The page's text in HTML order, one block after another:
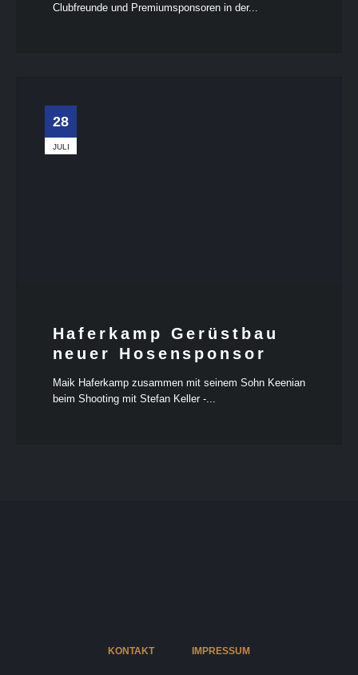
Clubfreunde und Premiumsponsoren in der...
28
JULI
Haferkamp Gerüstbau
neuer Hosensponsor
Maik Haferkamp zusammen mit seinem Sohn Keenian
beim Shooting mit Stefan Keller -...
KONTAKT IMPRESSUM